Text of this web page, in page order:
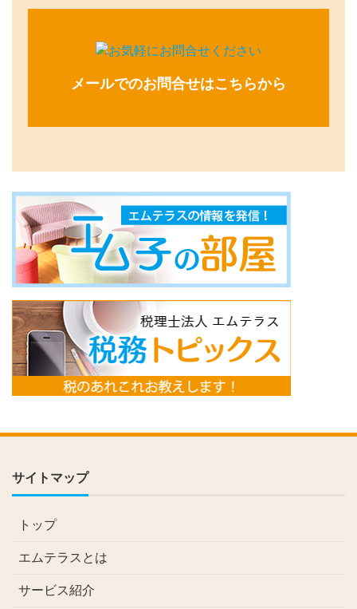
メールでのお問合せはこちらから
サイトマップ
トップ
エムテラスとは
サービス紹介